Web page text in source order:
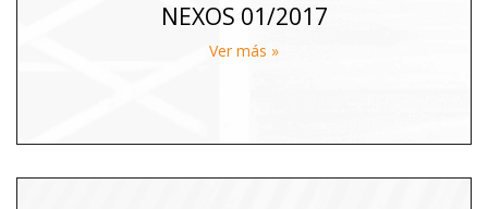
NEXOS 01/2017
Ver más »